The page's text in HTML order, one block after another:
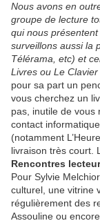
Nous avons en
groupe de lecture
qui nous
surveillons aussi la
Télérama, etc) et
Livres ou Le
pour sa part un
vous cherchez un
pas, inutile de vous
contact
(notamment
livraison très court.
Rencontres
Pour Sylvie
culturel, une vitrine
régulièrement des
Assouline ou